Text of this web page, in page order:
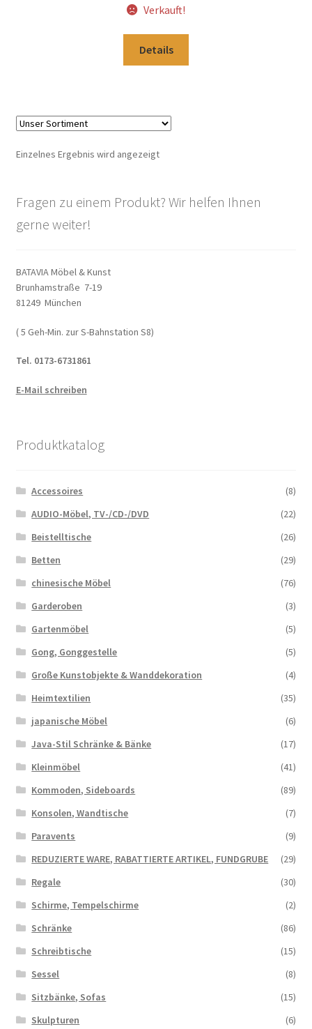
Versandkosten und Zahlungsbedingungen
Zahlungsarten
Verkauft!
Details
Einzelnes Ergebnis wird angezeigt
Fragen zu einem Produkt? Wir helfen Ihnen
gerne weiter!
BATAVIA Möbel & Kunst
Brunhamstraße 7-19
81249 München
( 5 Geh-Min. zur S-Bahnstation S8)
Tel. 0173-6731861
E-Mail schreiben
Produktkatalog
Accessoires
(8)
AUDIO-Möbel, TV-/CD-/DVD
(22)
Beistelltische
(26)
Betten
(29)
chinesische Möbel
(76)
Garderoben
(3)
Gartenmöbel
(5)
Gong, Gonggestelle
(5)
Große Kunstobjekte & Wanddekoration
(4)
Heimtextilien
(35)
japanische Möbel
(6)
Java-Stil Schränke & Bänke
(17)
Kleinmöbel
(41)
Kommoden, Sideboards
(89)
Konsolen, Wandtische
(7)
Paravents
(9)
REDUZIERTE WARE, RABATTIERTE ARTIKEL, FUNDGRUBE
(29)
Regale
(30)
Schirme, Tempelschirme
(2)
Schränke
(86)
Schreibtische
(15)
Sessel
(8)
Sitzbänke, Sofas
(15)
Skulpturen
(6)